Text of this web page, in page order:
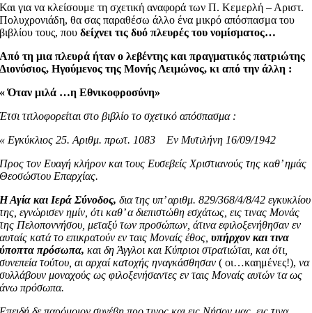
Και για να κλείσουμε τη σχετική αναφορά των Π. Κεμερλή – Αριστ.
Πολυχρονιάδη, θα σας παραθέσω άλλο ένα μικρό απόσπασμα του
βιβλίου τους, πουδείχνει τις δυό πλευρές του νομίσματος…
Από τη μια πλευρά ήταν ο λεβέντης και πραγματικός πατριώτης
Διονύσιος, Ηγούμενος της Μονής Λειμώνος, κι από την άλλη :
« Όταν μιλά …η Εθνικοφροσύνη»
Έτσι τιτλοφορείται στο βιβλίο το σχετικό απόσπασμα :
« Εγκύκλιος 25. Αριθμ. πρωτ. 1083 Εν Μυτιλήνη 16/09/1942
Προς τον Ευαγή κλήρον και τους Ευσεβείς Χριστιανούς της καθ’ ημάς
Θεοσώστου Επαρχίας.
Η Αγία και Ιερά Σύνοδος, δια της υπ’ αριθμ. 829/368/4/8/42 εγκυκλίου
της, εγνώρισεν ημίν, ότι καθ’ α διεπιστώθη εσχάτως, εις τινας Μονάς
της Πελοποννήσου, μεταξύ των προσώπων, άτινα εφιλοξενήθησαν εν
αυταίς κατά το επικρατούν εν ταις Μοναίς έθος,υπήρχον και τινα
ύποπτα πρόσωπα,και δη Άγγλοι και Κύπριοι στρατιώται, και ότι,
συνεπεία τούτου, αι αρχαί κατοχής ηναγκάσθησαν( οι…καημένες!),να
συλλάβουν μοναχούς ως φιλοξενήσαντες εν ταις Μοναίς αυτών τα ως
άνω πρόσωπα.